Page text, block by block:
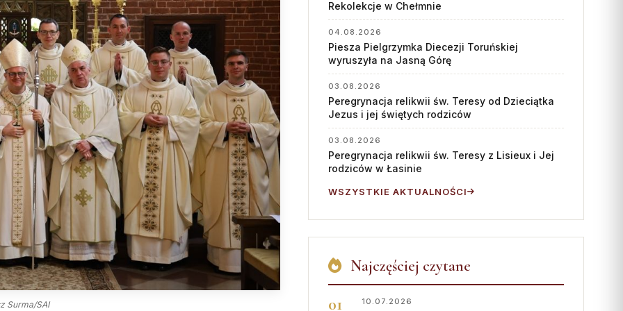
Sąd Biskupi
Wydawnictwo
Konta bankowe
KONTAKT
Dane kurii
Msze święte online
Kalendarz liturgiczny
Droga Neokatechumenalna
Grupy Modlitwy Ojca Pio
Żywy Różaniec
Wspólnota Krwi Chrystusa
Franciszkański Zakon
Świeckich
Skauci Króla
Bractwo św. Józefa
Surma/SAI
Rekolekcje w Chełmnie
04.08.2026
Piesza Pielgrzymka Diecezji Toruńskiej
wyruszyła na Jasną Górę
03.08.2026
Peregrynacja relikwii św. Teresy od Dzieciątka
Jezus i jej świętych rodziców
03.08.2026
Peregrynacja relikwii św. Teresy z Lisieux i Jej
rodziców w Łasinie
WSZYSTKIE AKTUALNOŚCI
Najczęściej czytane
10.07.2026